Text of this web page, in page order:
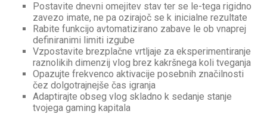
Postavite dnevni omejitev stav ter se le-tega rigidno
zavezo imate, ne pa ozirajoč se k inicialne rezultate
Rabite funkcijo avtomatizirano zabave le ob vnaprej
definiranimi limiti izgube
Vzpostavite brezplačne vrtljaje za eksperimentiranje
raznolikih dimenzij vlog brez kakršnega koli tveganja
Opazujte frekvenco aktivacije posebnih značilnosti
čez dolgotrajnejše čas igranja
Adaptirajte obseg vlog skladno k sedanje stanje
tvojega gaming kapitala